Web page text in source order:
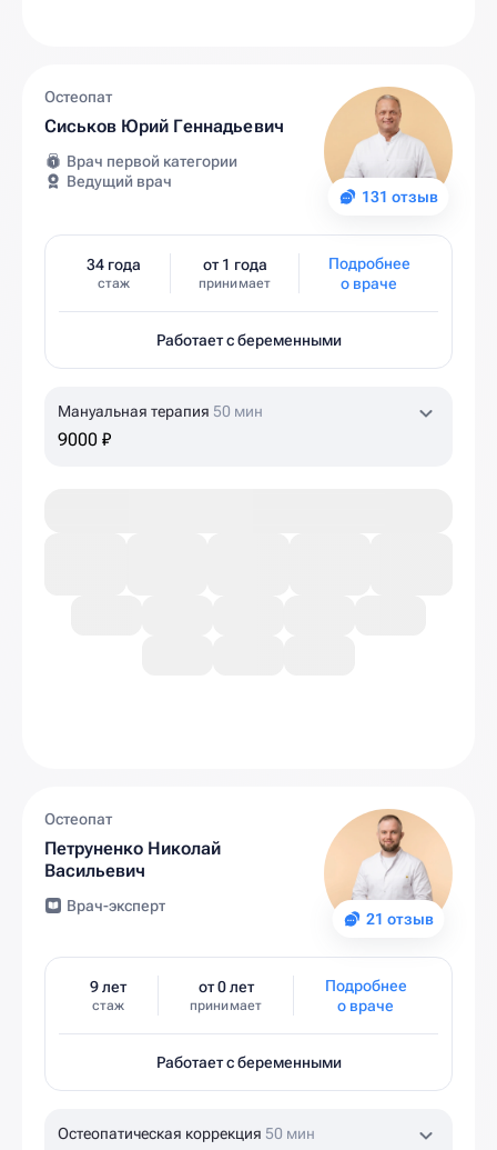
131 отзыв
Остеопат
Сиськов Юрий Геннадьевич
Врач первой категории
Ведущий врач
34 года
стаж
от 1 года
принимает
Подробнее
о враче
Работает с беременными
Мануальная терапия 50 мин
9000 ₽
21 отзыв
Остеопат
Петруненко Николай
Васильевич
Врач-эксперт
9 лет
стаж
от 0 лет
принимает
Подробнее
о враче
Работает с беременными
Остеопатическая коррекция 50 мин